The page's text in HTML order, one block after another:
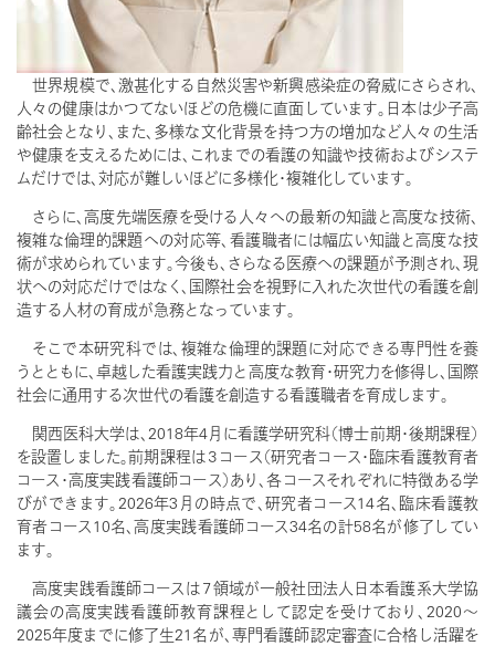
世界規模で、激甚化する自然災害や新興感染症の脅威にさらされ、
人々の健康はかつてないほどの危機に直面しています。日本は少子高
齢社会となり、また、多様な文化背景を持つ方の増加など人々の生活
や健康を支えるためには、これまでの看護の知識や技術およびシステ
ムだけでは、対応が難しいほどに多様化・複雑化しています。
さらに、高度先端医療を受ける人々への最新の知識と高度な技術、
複雑な倫理的課題への対応等、看護職者には幅広い知識と高度な技
術が求められています。今後も、さらなる医療への課題が予測され、現
状への対応だけではなく、国際社会を視野に入れた次世代の看護を創
造する人材の育成が急務となっています。
そこで本研究科では、複雑な倫理的課題に対応できる専門性を養
うとともに、卓越した看護実践力と高度な教育・研究力を修得し、国際
社会に通用する次世代の看護を創造する看護職者を育成します。
関西医科大学は、2018年4月に看護学研究科（博士前期・後期課程）
を設置しました。前期課程は３コース（研究者コース・臨床看護教育者
コース・高度実践看護師コース）あり、各コースそれぞれに特徴ある学
びができます。2026年3月の時点で、研究者コース14名、臨床看護教
育者コース10名、高度実践看護師コース34名の計58名が修了してい
ます。
高度実践看護師コースは７領域が一般社団法人日本看護系大学協
議会の高度実践看護師教育課程として認定を受けており、2020～
2025年度までに修了生21名が、専門看護師認定審査に合格し活躍を